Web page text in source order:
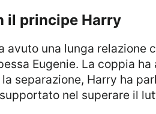
il principe Harry
Eugenie. La coppia
separazione, Harry ha
nel superare il